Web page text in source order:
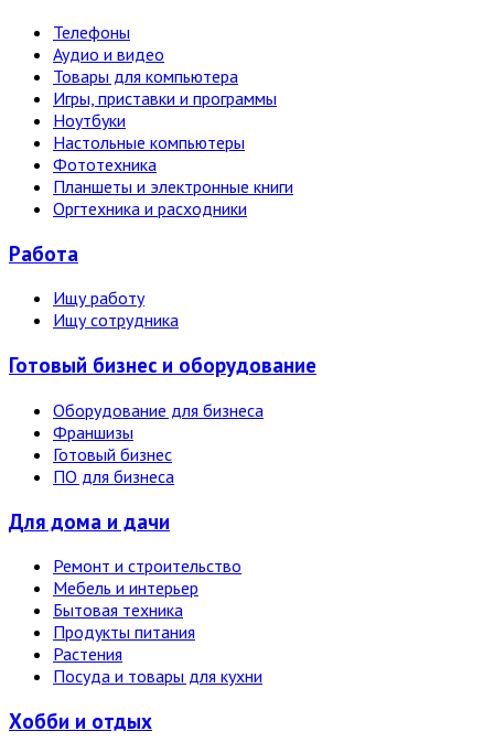
Телефоны
Аудио и видео
Товары для компьютера
Игры, приставки и программы
Ноутбуки
Настольные компьютеры
Фототехника
Планшеты и электронные книги
Оргтехника и расходники
Работа
Ищу работу
Ищу сотрудника
Готовый бизнес и оборудование
Оборудование для бизнеса
Франшизы
Готовый бизнес
ПО для бизнеса
Для дома и дачи
Ремонт и строительство
Мебель и интерьер
Бытовая техника
Продукты питания
Растения
Посуда и товары для кухни
Хобби и отдых